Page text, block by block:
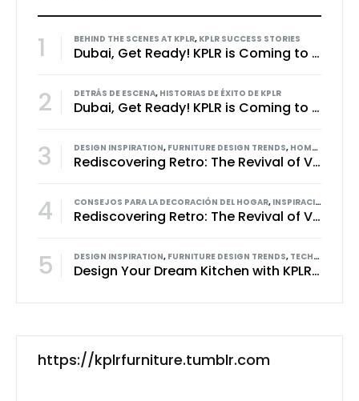
1 BEHIND THE SCENES AT KPLR, KPLR SUCCESS STORIES
Dubai, Get Ready! KPLR is Coming to Transform Your Home Decor Experience
2 DETRÁS DE ESCENA, HISTORIAS DE ÉXITO DE KPLR
Dubai, Get Ready! KPLR is Coming to Transform Your Home Decor Experience
3 DESIGN INSPIRATION, FURNITURE DESIGN TRENDS, HOME FURNISHING TIPS
Rediscovering Retro: The Revival of Vintage Style in Modern Kitchens
4 CONSEJOS PARA LA DECORACIÓN DEL HOGAR, INSPIRACIÓN DE DISEÑO
Rediscovering Retro: The Revival of Vintage Style in Modern Kitchens
5 DESIGN INSPIRATION, FURNITURE DESIGN TRENDS, TECHNOLOGY IN FURNITURE DESIGN
Design Your Dream Kitchen with KPLR: A Seamless, Personalized Experience
https://kplrfurniture.tumblr.com